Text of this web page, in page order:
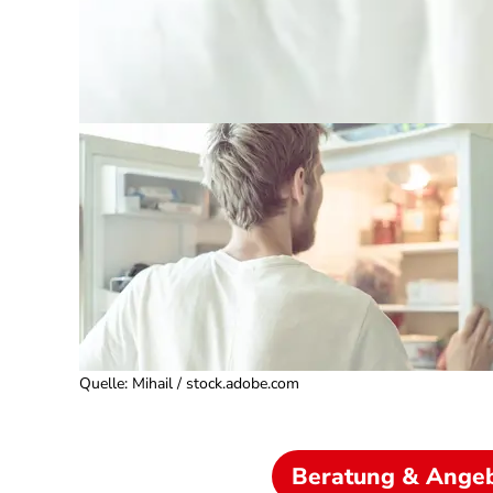
Quelle: Mihail / stock.adobe.com
Beratung &